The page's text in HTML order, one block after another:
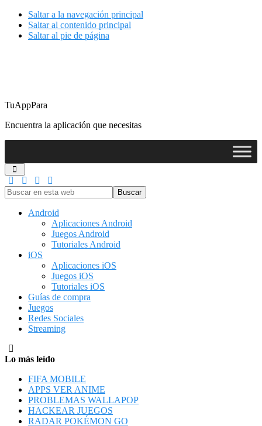
Saltar a la navegación principal
Saltar al contenido principal
Saltar al pie de página
TuAppPara
Encuentra la aplicación que necesitas
Buscar
en
Android
Aplicaciones Android
Juegos Android
Tutoriales Android
iOS
Aplicaciones iOS
Juegos iOS
Tutoriales iOS
Guías de compra
Juegos
Redes Sociales
Streaming
Lo más leído
FIFA MOBILE
APPS VER ANIME
PROBLEMAS WALLAPOP
HACKEAR JUEGOS
RADAR POKÉMON GO